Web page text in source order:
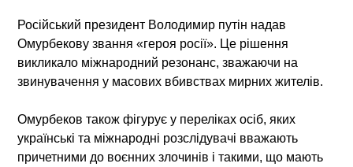
Російський президент Володимир путін надав
Омурбекову звання «героя росії». Це рішення
викликало міжнародний резонанс, зважаючи на
звинувачення у масових вбивствах мирних жителів.
Омурбеков також фігурує у переліках осіб, яких
українські та міжнародні розслідувачі вважають
причетними до воєнних злочинів і такими, що мають